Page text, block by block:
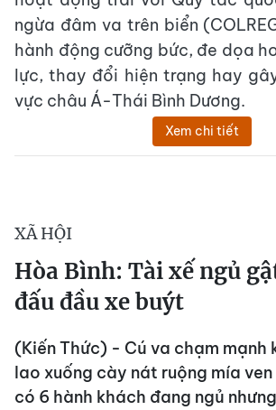
ngừa đâm va trên biển
hành động cưỡng bức, đe dọa
lực, thay đổi hiện trạng hay
vực châu Á-Thái Bình Dương.
Xem chi tiết
XÃ HỘI
Hòa Bình: Tài xế ngủ
đấu đầu xe buýt
(Kiến Thức) - Cú va chạm mạnh
lao xuống cày nát ruộng mía
có 6 hành khách đang ngủ